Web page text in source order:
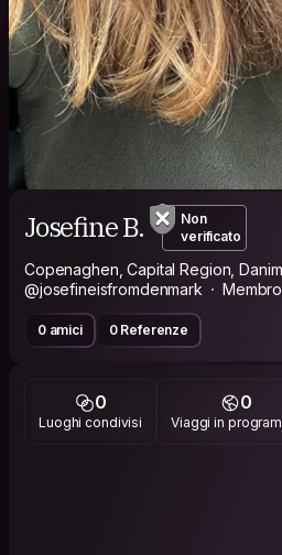
Josefine B.
Non
verificato
Copenaghen, Capital Region,
@josefineisfromdenmark
0 amici 0 Referenze
0
Luoghi condivisi
0
Viaggi in